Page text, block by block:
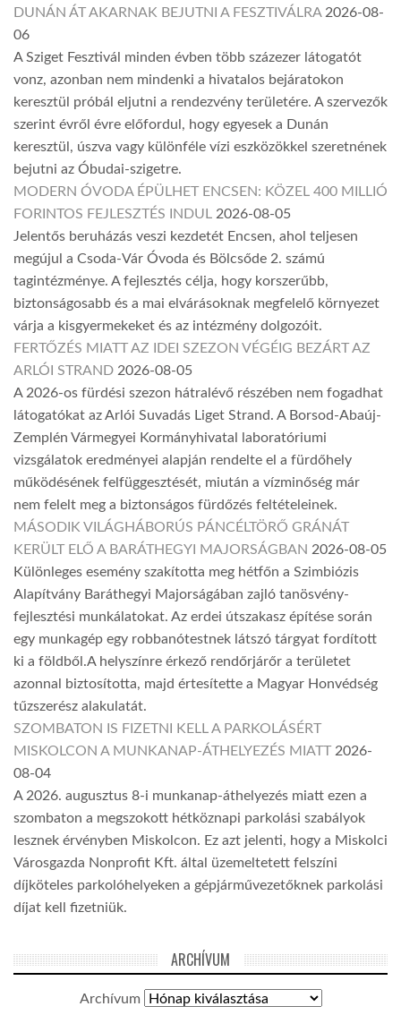
DUNÁN ÁT AKARNAK BEJUTNI A FESZTIVÁLRA 2026-08-
06
A Sziget Fesztivál minden évben több százezer látogatót
vonz, azonban nem mindenki a hivatalos bejáratokon
keresztül próbál eljutni a rendezvény területére. A szervezők
szerint évről évre előfordul, hogy egyesek a Dunán
keresztül, úszva vagy különféle vízi eszközökkel szeretnének
bejutni az Óbudai-szigetre.
MODERN ÓVODA ÉPÜLHET ENCSEN: KÖZEL 400 MILLIÓ
FORINTOS FEJLESZTÉS INDUL 2026-08-05
Jelentős beruházás veszi kezdetét Encsen, ahol teljesen
megújul a Csoda-Vár Óvoda és Bölcsőde 2. számú
tagintézménye. A fejlesztés célja, hogy korszerűbb,
biztonságosabb és a mai elvárásoknak megfelelő környezet
várja a kisgyermekeket és az intézmény dolgozóit.
FERTŐZÉS MIATT AZ IDEI SZEZON VÉGÉIG BEZÁRT AZ
ARLÓI STRAND 2026-08-05
A 2026-os fürdési szezon hátralévő részében nem fogadhat
látogatókat az Arlói Suvadás Liget Strand. A Borsod-Abaúj-
Zemplén Vármegyei Kormányhivatal laboratóriumi
vizsgálatok eredményei alapján rendelte el a fürdőhely
működésének felfüggesztését, miután a vízminőség már
nem felelt meg a biztonságos fürdőzés feltételeinek.
MÁSODIK VILÁGHÁBORÚS PÁNCÉLTÖRŐ GRÁNÁT
KERÜLT ELŐ A BARÁTHEGYI MAJORSÁGBAN 2026-08-05
Különleges esemény szakította meg hétfőn a Szimbiózis
Alapítvány Baráthegyi Majorságában zajló tanösvény-
fejlesztési munkálatokat. Az erdei útszakasz építése során
egy munkagép egy robbanótestnek látszó tárgyat fordított
ki a földből.A helyszínre érkező rendőrjárőr a területet
azonnal biztosította, majd értesítette a Magyar Honvédség
tűzszerész alakulatát.
SZOMBATON IS FIZETNI KELL A PARKOLÁSÉRT
MISKOLCON A MUNKANAP-ÁTHELYEZÉS MIATT 2026-
08-04
A 2026. augusztus 8-i munkanap-áthelyezés miatt ezen a
szombaton a megszokott hétköznapi parkolási szabályok
lesznek érvényben Miskolcon. Ez azt jelenti, hogy a Miskolci
Városgazda Nonprofit Kft. által üzemeltetett felszíni
díjköteles parkolóhelyeken a gépjárművezetőknek parkolási
díjat kell fizetniük.
ARCHÍVUM
Archívum